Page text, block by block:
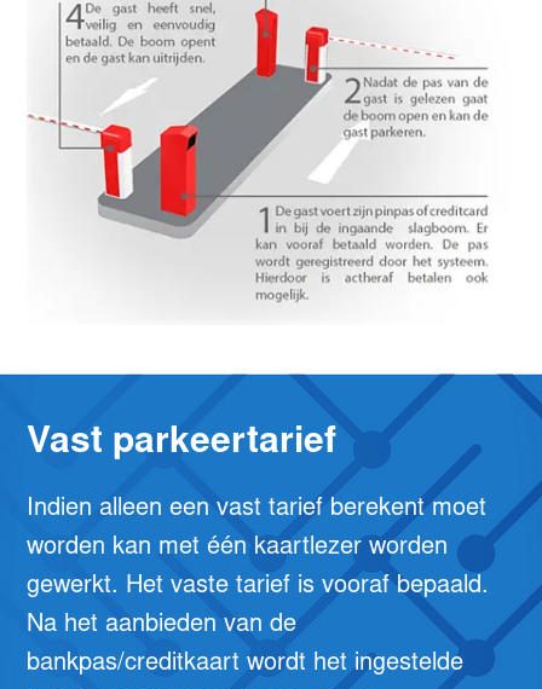
Vast parkeertarief
Indien alleen een vast tarief berekent moet
worden kan met één kaartlezer worden
gewerkt. Het vaste tarief is vooraf bepaald.
Na het aanbieden van de
bankpas/creditkaart wordt het ingestelde